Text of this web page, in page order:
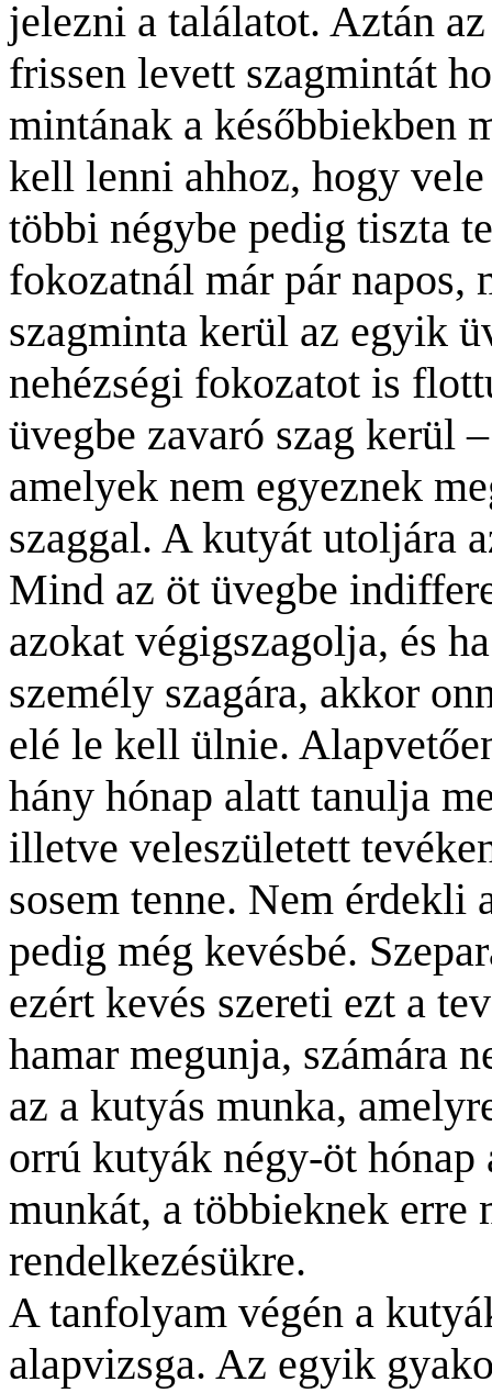
jelezni a találatot. Aztán
frissen levett szagmintát
mintának a későbbiekben
kell lenni ahhoz, hogy
többi négybe pedig tiszta
fokozatnál már pár napos,
szagminta kerül az egyik
nehézségi fokozatot is
üvegbe zavaró szag kerül
amelyek nem egyeznek
szaggal. A kutyát utoljára
Mind az öt üvegbe
azokat végigszagolja, és
személy szagára, akkor
elé le kell ülnie.
hány hónap alatt tanulja
illetve veleszületett
sosem tenne. Nem érdekli
pedig még kevésbé.
ezért kevés szereti ezt a
hamar megunja, számára
az a kutyás munka,
orrú kutyák négy-öt
munkát, a többieknek erre
rendelkezésükre.
A tanfolyam végén a
alapvizsga. Az egyik